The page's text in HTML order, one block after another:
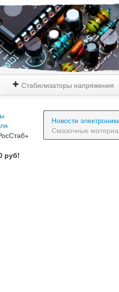
Стабилизаторы напряжения
руб!
Новости
Смазочные